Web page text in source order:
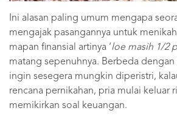
Ini alasan paling umum mengapa
mengajak pasangannya untuk
mapan finansial artinya ‘loe masih 1/2
matang sepenuhnya. Berbeda dengan
ingin sesegera mungkin diperistri,
rencana pernikahan, pria mulai keluar
memikirkan soal keuangan.